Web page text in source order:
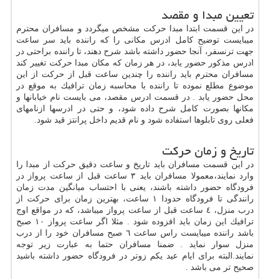
تعیین مبدا و مقصد
در این قسمت ابتدا مبدا حركت مشخص میگردد و مسافران محترم
میبایست توضیح كامل ادرس مكانی را كه راننده باید سر ساعت
جهت ترنسفر، آنجا حضور داشته باشد شرح دهند، تا راننده براحتی در
ادرس مذكور حضور یابد، در هر زمان كه مكان مبدا حركت تغییر كند
مسافران محترم باید راننده را چندین ساعت قبل از حركت از این
موضوع مطلع نموده تا راننده با محاسبه زمان ترافیك به موقع در
محل حضور یابد . در قسمت ادرس مقصد، می بایست نام خیابانها و
مكانها بصورت كامل شرح داده شود، و حتی در ادرسها ازنامهای
فعلی روی تابلوها استفاده شود و نام قدیم داخل پرانتز قید شود.
تاریخ و زمان حرکت
در این قسمت مسافران باید تاریخ و ساعت دقیق حركت از مبدا را
وارد نمایند،معمولا مسافران باید ٣ ساعت قبل از ساعت پرواز در
فرودگاه حضور داشته باشند، یعنی با احتساب میانگین مدت زمان
رانندگی تا فرودگاه حدودا ١ ساعت، بهترین زمان برای حركت از
درب منزل، ٤ ساعت قبل از ساعت پرواز میباشد، كه در مواقع اوج
ترافیك این زمان باید افزوده شود . مثلا اگر ساعت پرواز ١٠ صبح
باشد راننده میبایست راس ساعت ٦ صبح مسافران خود را از درب
منزل سوار نماید . ضمنا مسافران حتما به عبارت زیر توجه
نمایند.البته برای ایام عید یكم زوتر در فرودگاه حضور داشته باشید
صحیح تر می باشد .